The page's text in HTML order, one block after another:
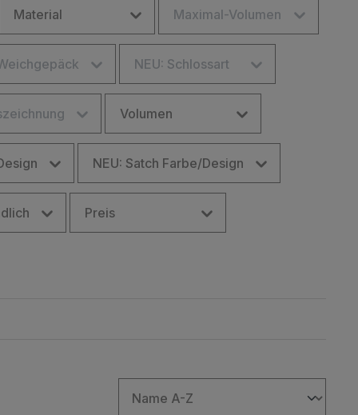
Material Maximal-Volumen
NEU: Schlossart
Volumen
NEU: Satch Farbe/Design
Preis